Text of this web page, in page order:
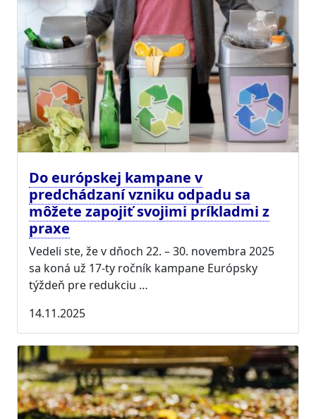
Do európskej kampane v
predchádzaní vzniku odpadu sa
môžete zapojiť svojimi príkladmi z
praxe
Vedeli ste, že v dňoch 22. – 30. novembra 2025
sa koná už 17-ty ročník kampane Európsky
týždeň pre redukciu …
14.11.2025